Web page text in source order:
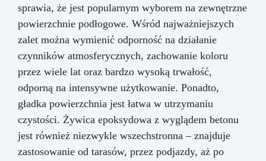
sprawia, że jest popularnym wyborem na zewnętrzne
powierzchnie podłogowe. Wśród najważniejszych
zalet można wymienić odporność na działanie
czynników atmosferycznych, zachowanie koloru
przez wiele lat oraz bardzo wysoką trwałość,
odporną na intensywne użytkowanie. Ponadto,
gładka powierzchnia jest łatwa w utrzymaniu
czystości. Żywica epoksydowa z wyglądem betonu
jest również niezwykle wszechstronna – znajduje
zastosowanie od tarasów, przez podjazdy, aż po